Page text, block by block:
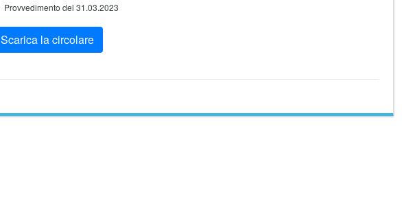
Provvedimento del 31.03.2023
Scarica la circolare